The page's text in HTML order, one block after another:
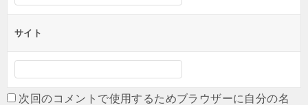
サイト
次回のコメントで使用するためブラウザーに自分の名